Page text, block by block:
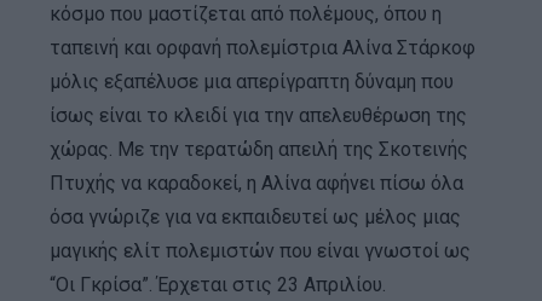
κόσμο που μαστίζεται από πολέμους, όπου η
ταπεινή και ορφανή πολεμίστρια Αλίνα Στάρκοφ
μόλις εξαπέλυσε μια απερίγραπτη δύναμη που
ίσως είναι το κλειδί για την απελευθέρωση της
χώρας. Με την τερατώδη απειλή της Σκοτεινής
Πτυχής να καραδοκεί, η Αλίνα αφήνει πίσω όλα
όσα γνώριζε για να εκπαιδευτεί ως μέλος μιας
μαγικής ελίτ πολεμιστών που είναι γνωστοί ως
“Οι Γκρίσα”. Έρχεται στις 23 Απριλίου.